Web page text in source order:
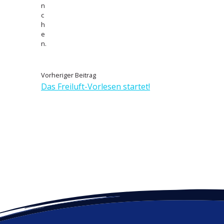
n
c
h
e
n.
B
s
Vorheriger BeitragV
o
B
e
Das Freiluft-Vorlesen startet!